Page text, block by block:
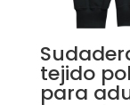
tejido
para